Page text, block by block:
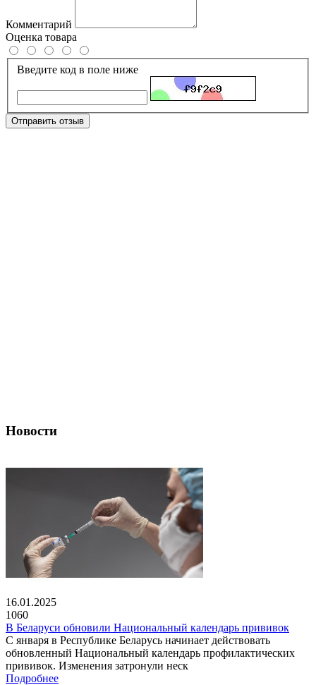
Комментарий
Оценка товара
Введите код в поле ниже
Отправить отзыв
Новости
16.01.2025
1060
В Беларуси обновили Национальный календарь прививок
С января в Республике Беларусь начинает действовать
обновленный Национальный календарь профилактических
прививок. Изменения затронули неск
Подробнее